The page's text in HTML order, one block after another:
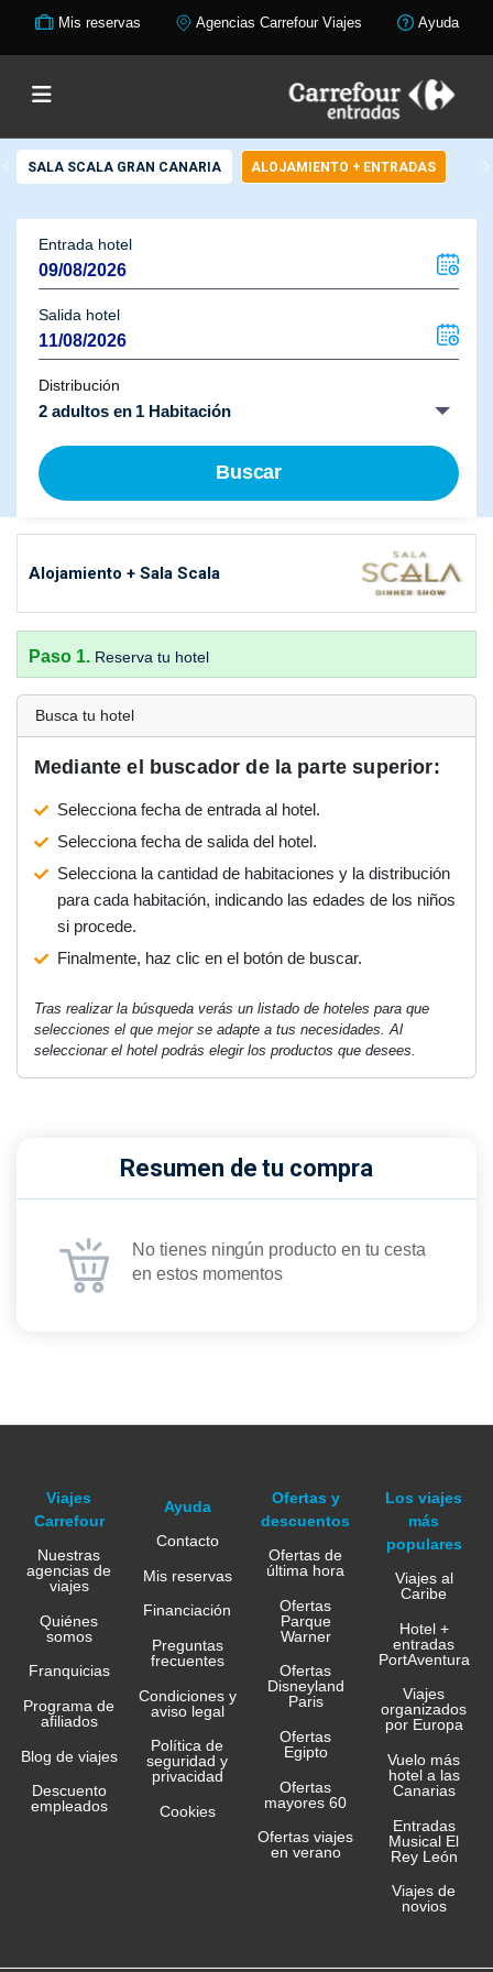
Mis reservas Agencias Carrefour Viajes Ayuda
SALA SCALA GRAN CANARIA ALOJAMIENTO + ENTRADAS
Entrada hotel
Salida hotel
Distribución
2 adultos en 1 Habitación
Buscar
Alojamiento + Sala Scala
Paso 1. Reserva tu hotel
Busca tu hotel
Mediante el buscador de la parte superior:
Selecciona fecha de entrada al hotel.
Selecciona fecha de salida del hotel.
Selecciona la cantidad de habitaciones y la distribución
para cada habitación, indicando las edades de los niños
si procede.
Finalmente, haz clic en el botón de buscar.
Tras realizar la búsqueda verás un listado de hoteles para que
selecciones el que mejor se adapte a tus necesidades. Al
seleccionar el hotel podrás elegir los productos que desees.
Resumen de tu compra
No tienes ningún producto en tu cesta
en estos momentos
Viajes
Carrefour
Nuestras
agencias de
viajes
Quiénes
somos
Franquicias
Programa de
afiliados
Blog de viajes
Descuento
empleados
Ayuda
Contacto
Mis reservas
Financiación
Preguntas
frecuentes
Condiciones y
aviso legal
Política de
seguridad y
privacidad
Cookies
Ofertas y
descuentos
Ofertas de
última hora
Ofertas
Parque
Warner
Ofertas
Disneyland
Paris
Ofertas
Egipto
Ofertas
mayores 60
Ofertas viajes
en verano
Los viajes
más
populares
Viajes al
Caribe
Hotel +
entradas
PortAventura
Viajes
organizados
por Europa
Vuelo más
hotel a las
Canarias
Entradas
Musical El
Rey León
Viajes de
novios